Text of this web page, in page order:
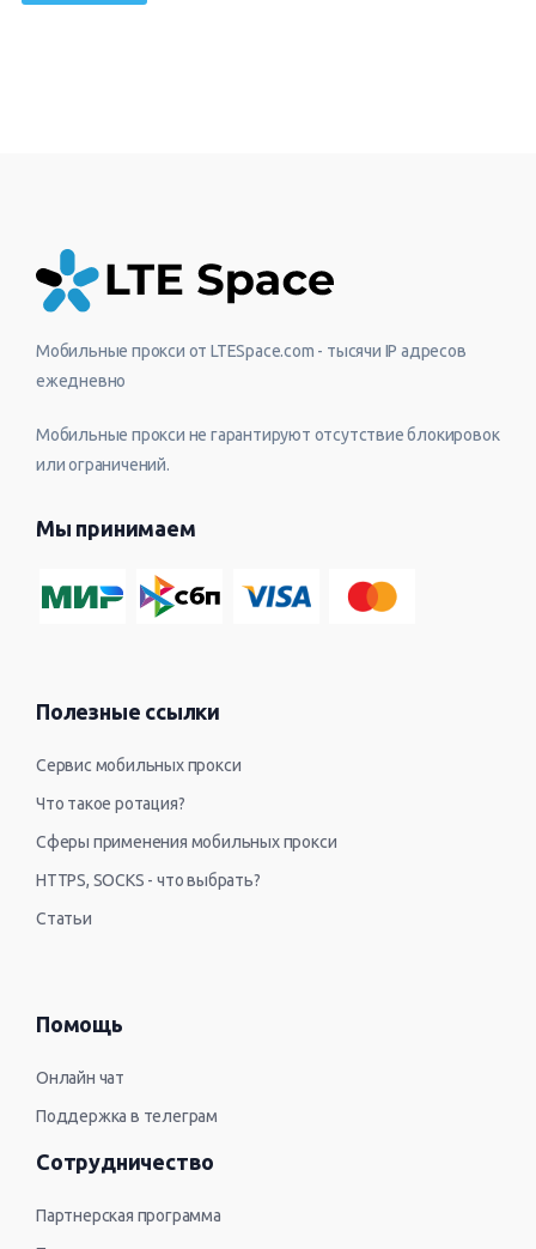
Мобильные прокси от LTESpace.com - тысячи IP адресов
ежедневно
Мобильные прокси не гарантируют отсутствие блокировок
или ограничений.
Мы принимаем
Полезные ссылки
Сервис мобильных прокси
Что такое ротация?
Сферы применения мобильных прокси
HTTPS, SOCKS - что выбрать?
Статьи
Помощь
Онлайн чат
Поддержка в телеграм
Сотрудничество
Партнерская программа